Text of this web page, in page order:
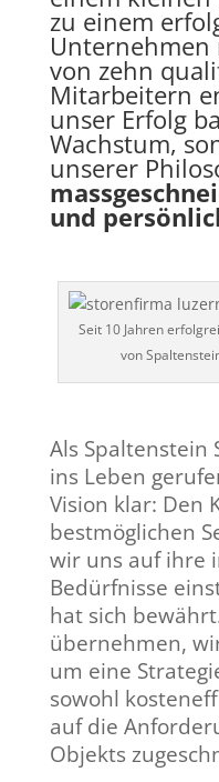
zu einem
Unternehmen
von zehn
Mitarbeitern
unser Erfolg
Wachstum,
unserer
und
Seit 10 Jahren
von
Als Spaltenstein
ins Leben
Vision klar: Den
bestmöglichen
wir uns auf ihre
Bedürfnisse
hat sich
übernehmen,
um eine
sowohl
auf die
Objekts